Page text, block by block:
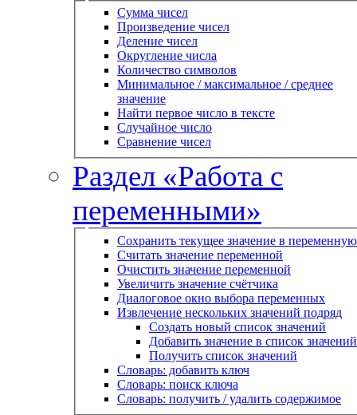
Сумма чисел
Произведение чисел
Деление чисел
Округление числа
Количество символов
Минимальное / максимальное / среднее
значение
Найти первое число в тексте
Случайное число
Сравнение чисел
Раздел «Работа с
переменными»
Сохранить текущее значение в переменную
Считать значение переменной
Очистить значение переменной
Увеличить значение счётчика
Диалоговое окно выбора переменных
Извлечение нескольких значений подряд
Создать новый список значений
Добавить значение в список значений
Получить список значений
Словарь: добавить ключ
Словарь: поиск ключа
Словарь: получить / удалить содержимое